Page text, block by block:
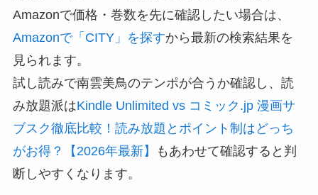
Amazonで価格・巻数を先に確認したい場合は、
Amazonで「CITY」を探すから最新の検索結果を
見られます。
試し読みで南雲美鳥のテンポが合うか確認し、読
み放題派はKindle Unlimited vs コミック.jp 漫画サ
ブスク徹底比較！読み放題とポイント制はどっち
がお得？【2026年最新】
もあわせて確認すると判
断しやすくなります。